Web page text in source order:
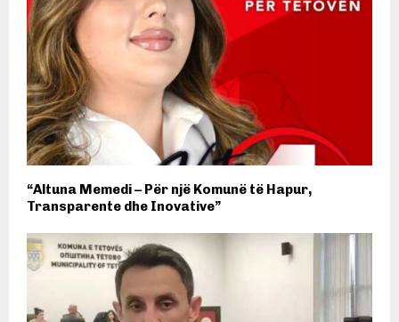
“Altuna Memedi – Për një Komunë të Hapur,
Transparente dhe Inovative”